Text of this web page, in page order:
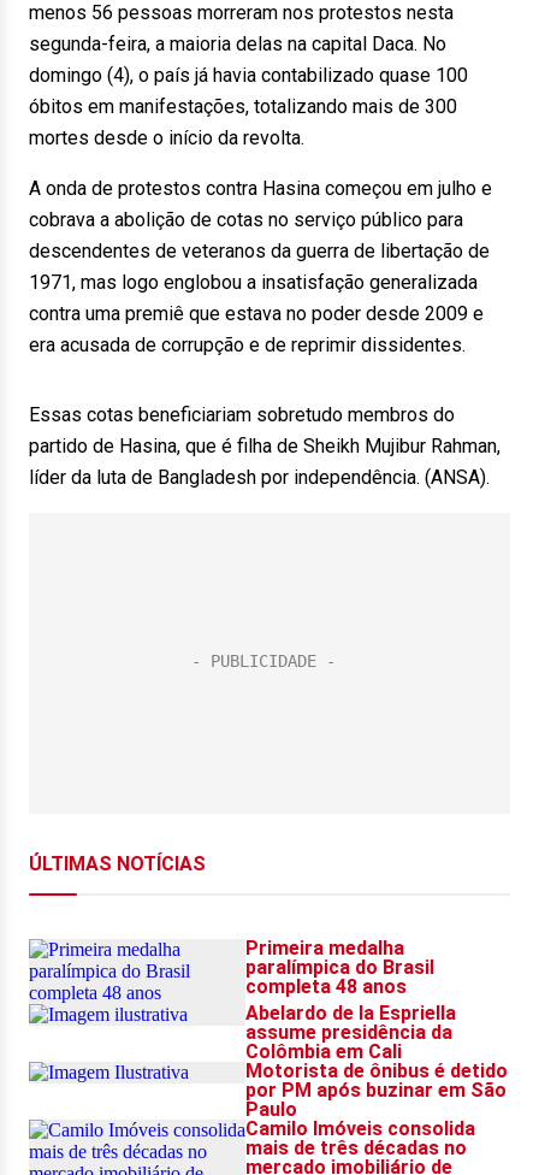
menos 56 pessoas morreram nos protestos nesta
segunda-feira, a maioria delas na capital Daca. No
domingo (4), o país já havia contabilizado quase 100
óbitos em manifestações, totalizando mais de 300
mortes desde o início da revolta.
A onda de protestos contra Hasina começou em julho e
cobrava a abolição de cotas no serviço público para
descendentes de veteranos da guerra de libertação de
1971, mas logo englobou a insatisfação generalizada
contra uma premiê que estava no poder desde 2009 e
era acusada de corrupção e de reprimir dissidentes.
Essas cotas beneficiariam sobretudo membros do
partido de Hasina, que é filha de Sheikh Mujibur Rahman,
líder da luta de Bangladesh por independência. (ANSA).